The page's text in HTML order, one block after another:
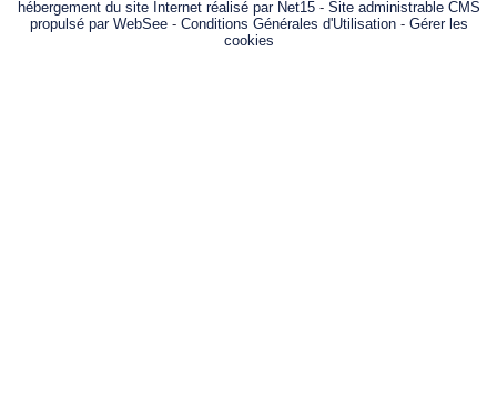
hébergement du site Internet réalisé par Net15- Site administrable CMS
propulsé par WebSee- Conditions Générales d'Utilisation- Gérer les
cookies